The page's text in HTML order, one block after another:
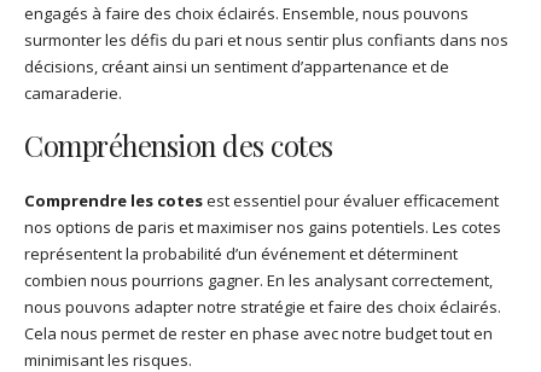
engagés à faire des choix éclairés. Ensemble, nous pouvons
surmonter les défis du pari et nous sentir plus confiants dans nos
décisions, créant ainsi un sentiment d’appartenance et de
camaraderie.
Compréhension des cotes
Comprendre les cotesest essentiel pour évaluer efficacement
nos options de paris et maximiser nos gains potentiels. Les cotes
représentent la probabilité d’un événement et déterminent
combien nous pourrions gagner. En les analysant correctement,
nous pouvons adapter notre stratégie et faire des choix éclairés.
Cela nous permet de rester en phase avec notre budget tout en
minimisant les risques.